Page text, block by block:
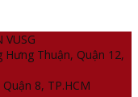
VUSG
Thuận, Quận 12,
8, TP.HCM